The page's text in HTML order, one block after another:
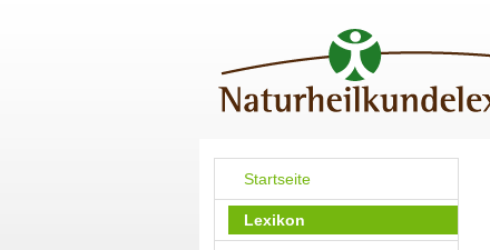
Startseite
Lexikon